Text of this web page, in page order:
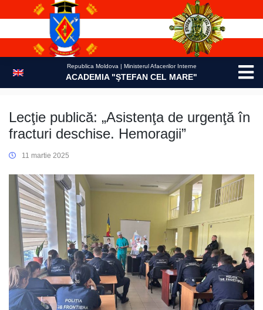
Republica Moldova | Ministerul Afacerilor Interne
ACADEMIA "ŞTEFAN CEL MARE"
Lecţie publică: „Asistenţa de urgenţă în
fracturi deschise. Hemoragii”
11 martie 2025